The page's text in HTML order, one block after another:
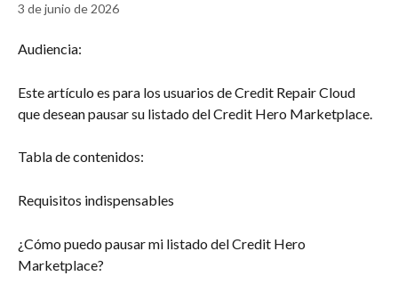
3 de junio de 2026
Audiencia:
Este artículo es para los usuarios de Credit Repair Cloud
que desean pausar su listado del Credit Hero Marketplace.
Tabla de contenidos:
Requisitos indispensables
¿Cómo puedo pausar mi listado del Credit Hero
Marketplace?